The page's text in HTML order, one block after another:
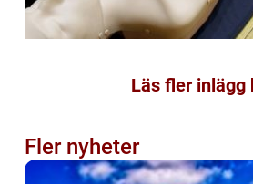
Läs fler inlägg
Fler nyheter